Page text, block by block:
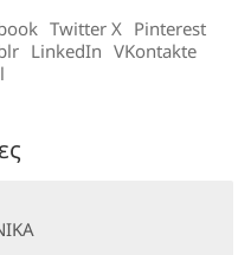
Twitter X Pinterest
LinkedIn VKontakte